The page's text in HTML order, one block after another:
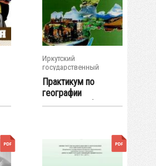
Иркутский
государственный
университет
Практикум по
географии
Иркутской области :